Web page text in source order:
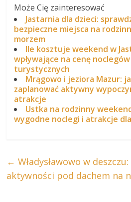
Może Cię zainteresować
Jastarnia dla dzieci:
bezpieczne miejsca na
morzem
Ile kosztuje weekend w
wpływające na cenę
turystycznych
Mrągowo i jeziora Mazur:
zaplanować aktywny
atrakcje
Ustka na rodzinny
wygodne noclegi i atrakcje
← Władysławowo w
aktywności pod dachem na